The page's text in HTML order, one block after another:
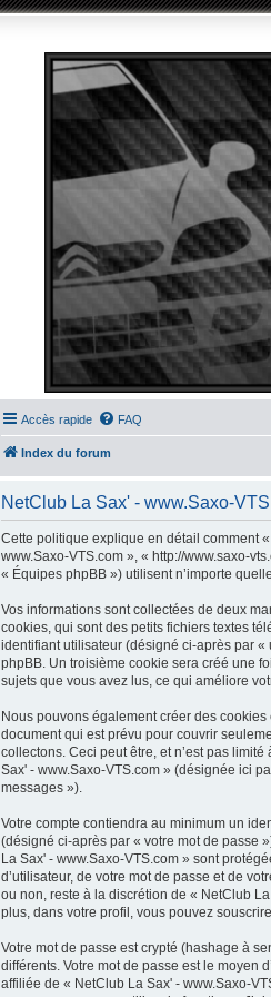
Accès rapide FAQ
Index du forum
NetClub La Sax' - www.Saxo-
Cette politique explique en détail comment
www.Saxo-VTS.com », « http://www.saxo-
« Équipes phpBB ») utilisent n’importe
Vos informations sont collectées de deux
cookies, qui sont des petits fichiers textes
identifiant utilisateur (désigné ci-après par
phpBB. Un troisième cookie sera créé une
sujets que vous avez lus, ce qui améliore
Nous pouvons également créer des
document qui est prévu pour couvrir
collectons. Ceci peut être, et n’est pas
Sax' - www.Saxo-VTS.com » (désignée ici
messages »).
Votre compte contiendra au minimum un
(désigné ci-après par « votre mot de passe
La Sax' - www.Saxo-VTS.com » sont
d’utilisateur, de votre mot de passe et de
ou non, reste à la discrétion de « NetClub
plus, dans votre profil, vous pouvez
Votre mot de passe est crypté (hashage à
différents. Votre mot de passe est le moyen
affiliée de « NetClub La Sax' - www.Saxo-